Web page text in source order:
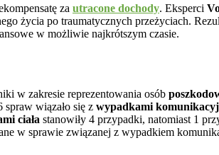
za utracone dochody. Eksperci
życia po traumatycznych przeżyciach.
w możliwie najkrótszym czasie.
w zakresie reprezentowania osób
spraw wiązało się z wypadkami
ciała stanowiły 4 przypadki, natomiast 1
w sprawie związanej z wypadkiem